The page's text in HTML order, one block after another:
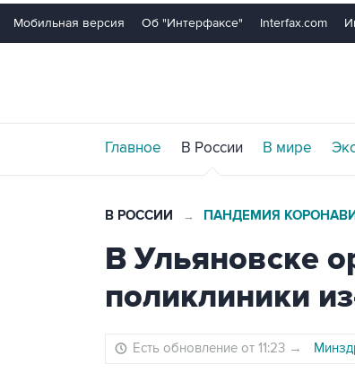
Мобильная версия Об "Интерфаксе" Interfax.com
Главное В России В мире
В РОССИИ → ПАНДЕМИЯ
В Ульяновске
поликлиники
Есть обновление от 11:23 →